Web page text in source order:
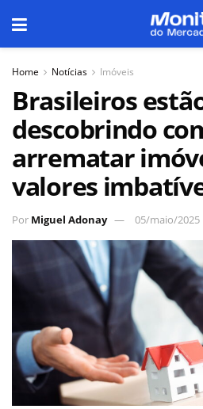
Home Notícias Imóveis
Brasileiros
descobrindo
arrematar
valores
Por Miguel Adonay 05/maio/2025